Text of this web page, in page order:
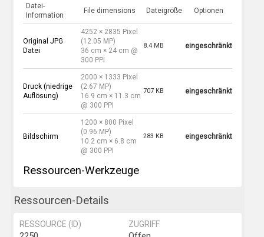
Datei-
Information
File dimensions Dateigröße Optionen
Original JPG
Datei
4252 × 2835 Pixel
(12.05 MP)
36 cm × 24 cm @
300 PPI
8.4 MB eingeschränkt
Druck (niedrige
Auflösung)
2000 × 1333 Pixel
(2.67 MP)
16.9 cm × 11.3 cm
@ 300 PPI
707 KB eingeschränkt
Bildschirm
1200 × 800 Pixel
(0.96 MP)
10.2 cm × 6.8 cm
@ 300 PPI
283 KB eingeschränkt
Ressourcen-Werkzeuge
Ressourcen-Details
RESSOURCE (ID) ZUGRIFF